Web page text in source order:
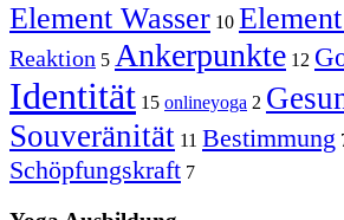
Element Wasser 10
Reaktion 5 Ankerpunkte 12
Identität 15 onlineyoga 2
Souveränität 11 Bestimmung
Schöpfungskraft 7